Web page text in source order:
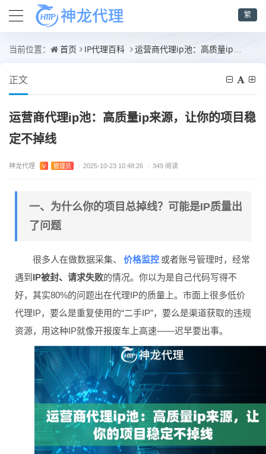
繁
当前位置： 首页 IP代理百科 运营商代理ip池：高质量ip来源，让你的项目稳定不掉线
正文
运营商代理ip池：高质量ip来源，让你的项目稳
定不掉线
神龙代理 V 管理员 / 2025-10-23 10:48:26 / 349 阅读
一、为什么你的项目总掉线？可能是IP质量出
了问题
很多人在做数据采集、 价格监控 或者账号管理时，经常
遇到 IP被封、请求失败的情况。你以为是自己代码写得不
好，其实80%的问题出在代理IP的质量上。市面上很多低价
代理IP，要么是重复使用的“二手IP”，要么是渠道获取的违规
资源，用这种IP就像开报废车上高速——迟早要出事。